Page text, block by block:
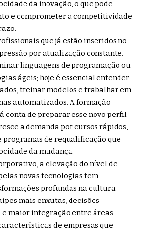
da inovação, o que pode
e comprometer a competitividade
que já estão inseridos no
por atualização constante.
linguagens de programação ou
ágeis; hoje é essencial entender
treinar modelos e trabalhar em
automatizados. A formação
conta de preparar esse novo perfil
a demanda por cursos rápidos,
programas de requalificação que
da mudança.
a elevação do nível de
novas tecnologias tem
profundas na cultura
mais enxutas, decisões
e maior integração entre áreas
de empresas que